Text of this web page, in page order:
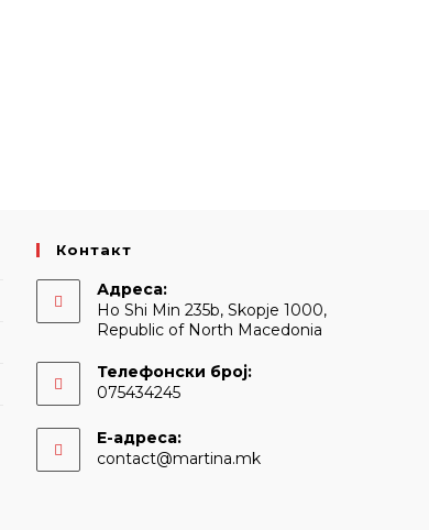
Контакт
Адреса:
Ho Shi Min 235b, Skopje 1000,
Republic of North Macedonia
Телефонски број:
075434245
Е-адреса:
contact@martina.mkOpens